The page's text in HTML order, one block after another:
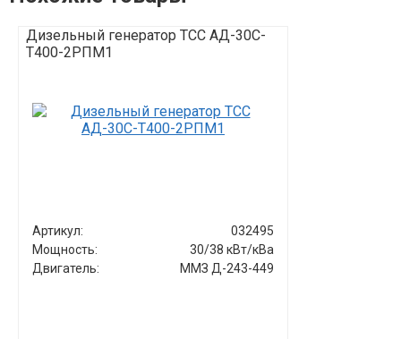
Дизельный генератор ТСС АД-30С-
Т400-2РПМ1
Артикул:
032495
Мощность:
30/38 кВт/кВа
Двигатель:
ММЗ Д-243-449